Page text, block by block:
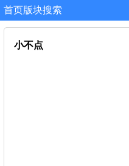
首页版块搜索
小不点